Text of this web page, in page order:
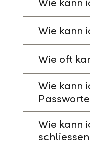
Wie kann
Wie oft
Wie kann
Wie kann